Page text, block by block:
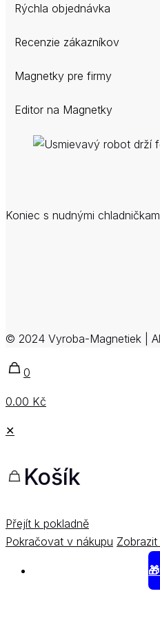
Rýchla objednávka
Recenzie zákazníkov
Magnetky pre firmy
Editor na Magnetky
Koniec s nudnými
© 2024 Vyroba-Magnetiek |
0
0.00 Kč
✕
Košík
Přejít k pokladně
Pokračovat v nákupu